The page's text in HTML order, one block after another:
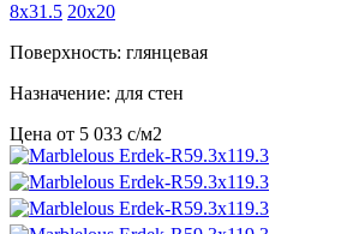
8x31.5 20x20
Поверхность: глянцевая
Назначение: для стен
Цена от 5 033 c/м2